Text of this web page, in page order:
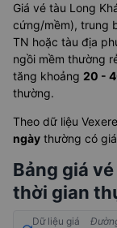
Giá vé tàu Long
cứng/mềm), trung
TN hoặc tàu địa
ngồi mềm thường
tăng khoảng 20 -
thường.
Theo dữ liệu
ngày thường có
Bảng giá
thời gian
Dữ liệu giá